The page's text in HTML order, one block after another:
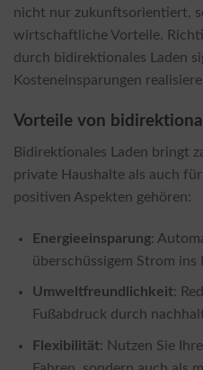
nicht nur zukunftsorientiert,
wirtschaftliche Vorteile.
durch bidirektionales Laden
Kosteneinsparungen
Vorteile von
Bidirektionales Laden bringt
private Haushalte als auch
positiven Aspekten gehören:
Energieeinsparung:
überschüssigem Strom
Umweltfreundlichkeit:
Fußabdruck durch
Flexibilität: Nutzen Sie